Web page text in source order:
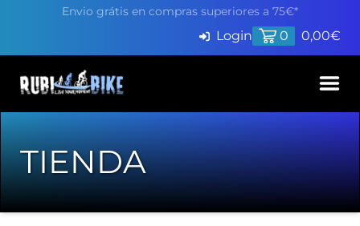
Envio grátis en compras superiores a 75€*
Login 0 0,00€
Productos
TIENDA